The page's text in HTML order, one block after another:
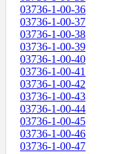
03736-1-00-36
03736-1-00-37
03736-1-00-38
03736-1-00-39
03736-1-00-40
03736-1-00-41
03736-1-00-42
03736-1-00-43
03736-1-00-44
03736-1-00-45
03736-1-00-46
03736-1-00-47